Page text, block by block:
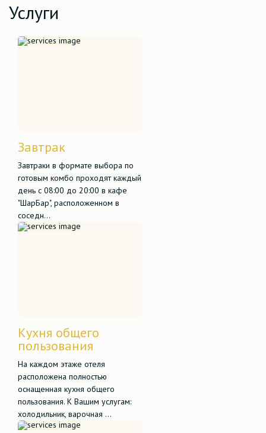
Услуги
Завтрак
Завтраки в формате выбора по
готовым комбо проходят каждый
день с 08:00 до 20:00 в кафе
"ШарБар", расположенном в
соседн...
Кухня общего
пользования
На каждом этаже отеля
расположена полностью
оснащенная кухня общего
пользования. К Вашим услугам:
холодильник, варочная ...